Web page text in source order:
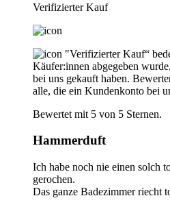
Verifizierter Kauf
"Verifizierter Kauf“
Käufer:innen abgegeben
bei uns gekauft haben.
alle, die ein Kundenkonto bei
Bewertet mit 5 von 5 Sternen.
Hammerduft
Ich habe noch nie einen solch
gerochen.
Das ganze Badezimmer riecht